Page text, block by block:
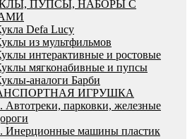
ПУПСЫ, НАБОРЫ С
Defa Lucy
из мультфильмов
интерактивные и ростовые
мягконабивные и пупсы
аналоги Барби
ИГРУШКА
Автотреки, парковки, железные
Инерционные машины пластик